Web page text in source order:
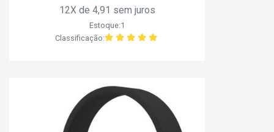
12X de 4,91 sem juros
Estoque:1
Classificação: